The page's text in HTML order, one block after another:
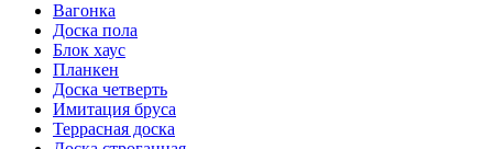
Вагонка
Доска пола
Блок хаус
Планкен
Доска четверть
Имитация бруса
Террасная доска